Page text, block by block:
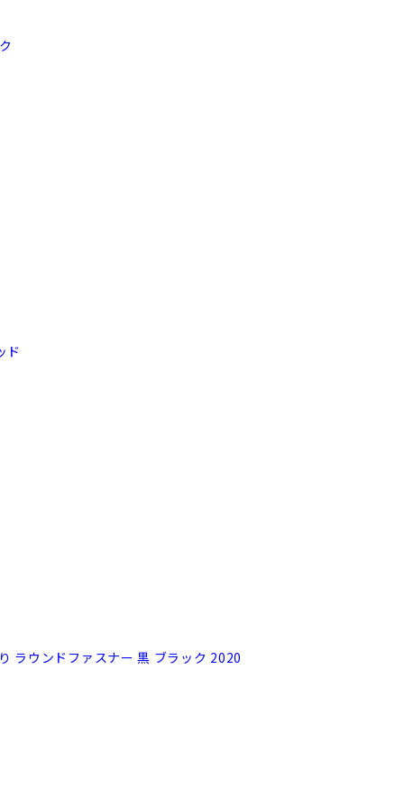
ド
ラウンドファスナー 黒 ブラック 2020